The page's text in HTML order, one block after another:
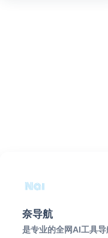
奈导航
是专业的全网AI工具